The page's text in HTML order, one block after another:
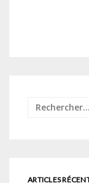
Rechercher :
ARTICLES